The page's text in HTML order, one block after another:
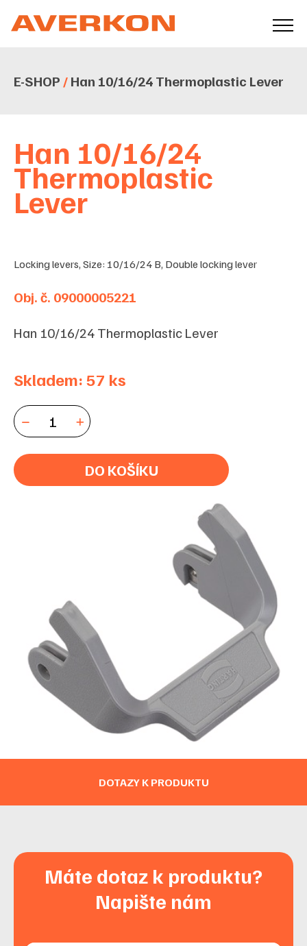
E-SHOP /Han 10/16/24 Thermoplastic Lever
Han 10/16/24
Thermoplastic
Lever
Locking levers, Size: 10/16/24 B, Double locking lever
Obj. č. 09000005221
Han 10/16/24 Thermoplastic Lever
Skladem: 57 ks
DO KOŠÍKU
DOTAZY K PRODUKTU
Máte dotaz k produktu?
Napište nám